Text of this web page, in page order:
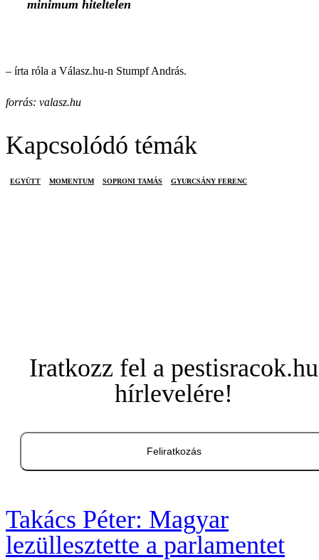
minimum hiteltelen
– írta róla a Válasz.hu-n Stumpf András.
forrás: valasz.hu
Kapcsolódó témák
EGYÜTT MOMENTUM SOPRONI TAMÁS GYURCSÁNY FERENC
Iratkozz fel a pestisracok.hu
hírlevelére!
Feliratkozás
Takács Péter: Magyar
lezüllesztette a parlamentet